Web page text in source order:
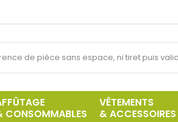
CONSOMMABLES
VÊTEMENTS
& ACCESSOIRES